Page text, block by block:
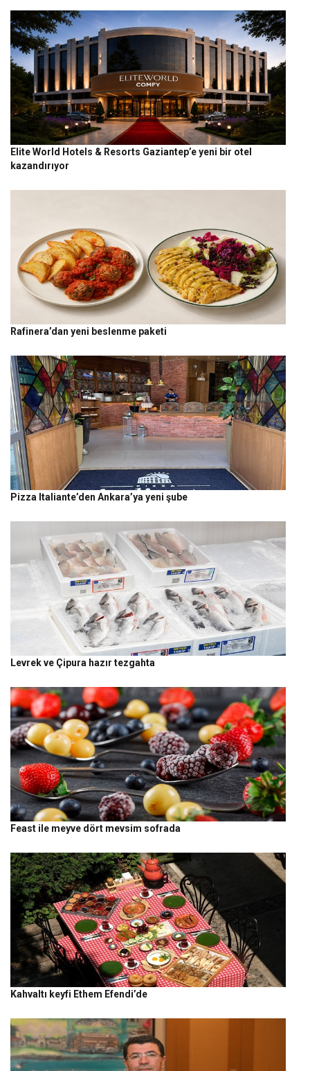
Elite World Hotels & Resorts Gaziantep’e yeni bir otel
kazandırıyor
Rafinera’dan yeni beslenme paketi
Pizza Italiante’den Ankara’ya yeni şube
Levrek ve Çipura hazır tezgahta
Feast ile meyve dört mevsim sofrada
Kahvaltı keyfi Ethem Efendi’de